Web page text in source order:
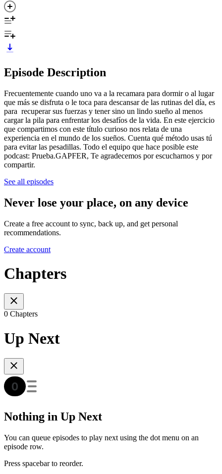
Episode Description
Frecuentemente cuando uno va a la recamara para dormir o al lugar
que más se disfruta o le toca para descansar de las rutinas del día, es
para recuperar sus fuerzas y tener sino un lindo sueño al menos
cargar la pila para enfrentar los desafíos de la vida. En este ejercicio
que compartimos con este título curioso nos relata de una
experiencia en el mundo de los sueños. Cuenta qué método usas tú
para evitar las pesadillas. Todo el equipo que hace posible este
podcast: Prueba.GAPFER, Te agradecemos por escucharnos y por
compartir.
See all episodes
Never lose your place, on any device
Create a free account to sync, back up, and get personal
recommendations.
Create account
Chapters
0 Chapters
Up Next
Nothing in Up Next
You can queue episodes to play next using the dot menu on an
episode row.
Press spacebar to reorder.